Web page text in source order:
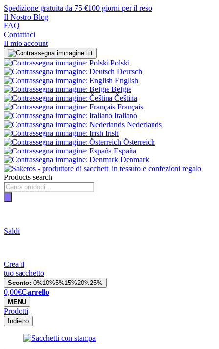
Spedizione gratuita da 75 €100 giorni per il reso
Il Nostro Blog
FAQ
Contattaci
Il mio account
it
Polski
Deutsch
English
Belgie
Čeština
Français
Italiano
Nederlands
Irish
Österreich
España
Denmark
Products search
Saldi
Crea il
tuo sacchetto
Sconto: 0%10%5%15%20%25%
0,00€Carrello
MENU
Prodotti
Indietro